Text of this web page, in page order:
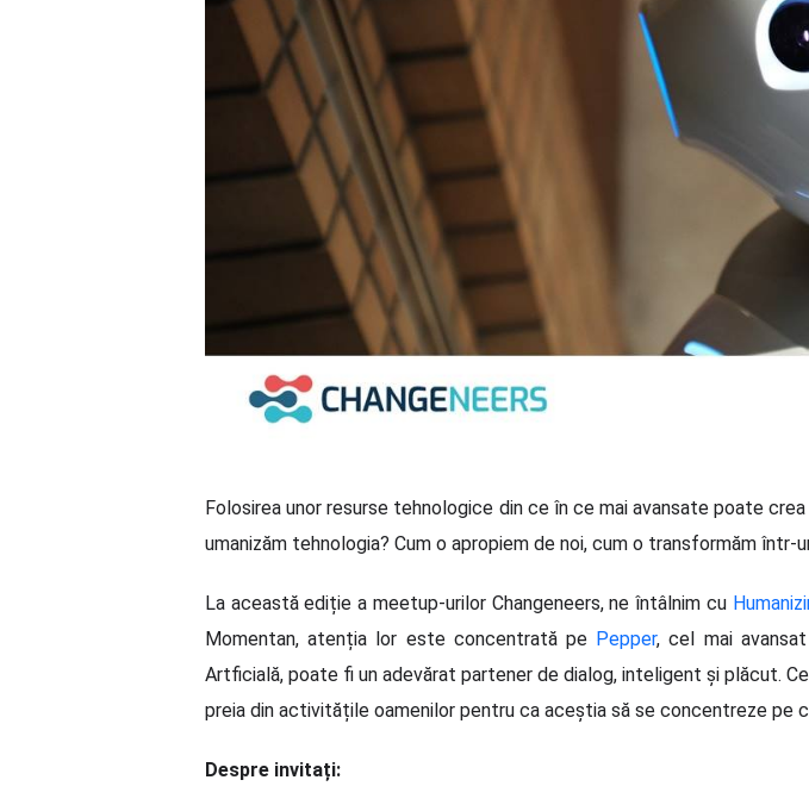
Folosirea unor resurse tehnologice din ce în ce mai avansate poate
umanizăm tehnologia? Cum o apropiem de noi, cum o transformăm
La această ediție a meetup-urilor Changeneers, ne întâlnim cu
Momentan, atenția lor este concentrată pe Pepper, cel mai
Artficială, poate fi un adevărat partener de dialog, inteligent și plăcut.
preia din activitățile oamenilor pentru ca aceștia să se concentreze pe
Despre invitați: